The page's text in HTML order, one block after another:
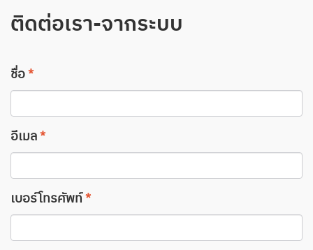
ติดต่อเรา-จากระบบ
ชื่อ*
อีเมล*
เบอร์โทรศัพท์*